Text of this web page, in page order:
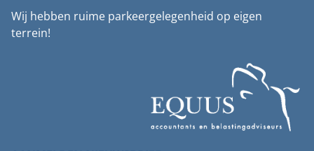
Wij hebben ruime parkeergelegenheid op eigen
terrein!